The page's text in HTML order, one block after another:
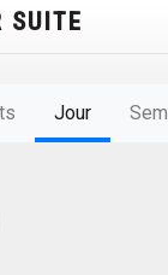
SUITE
Jour